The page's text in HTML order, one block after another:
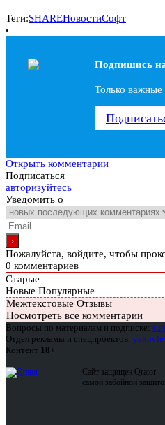
Теги:SHAREНовостиСофт
Подпишись
Только
Открыть комментарии
Подписаться
авторизуйтесь
Уведомить о
Пожалуйста, войдите, чтобы
0 комментариев
Старые
Новые Популярные
Межтекстовые Отзывы
Посмотреть все комментарии
Вопросы по материалам и подписке:
Отдел рекламы и спецпроектов:
Контент 18+
Сайт защищен Qrator
самой забойной